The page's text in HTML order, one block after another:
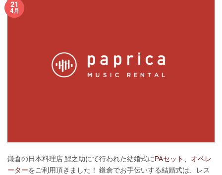
21
4月
鎌倉の日本料理店 鯉之助にて行われた結婚式にPAセット 、 オペレ
ーターをご利用頂きました！ 鎌倉でお手伝いする結婚式は、レス